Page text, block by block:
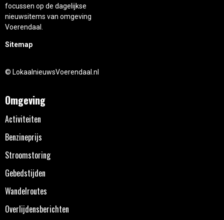
focussen op de dagelijkse
nieuwsitems van omgeving
Voerendaal.
Sitemap
© LokaalnieuwsVoerendaal.nl
Omgeving
Activiteiten
Benzineprijs
Stroomstoring
Gebedstijden
Wandelroutes
Overlijdensberichten